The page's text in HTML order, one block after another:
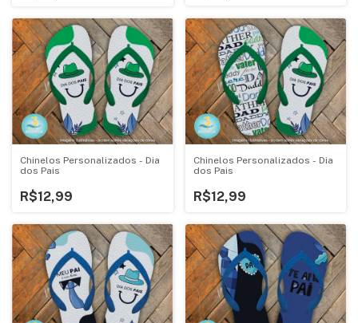
Chinelos Personalizados - Dia
dos Pais
R$12,99
Chinelos Personalizados - Dia
dos Pais
R$12,99